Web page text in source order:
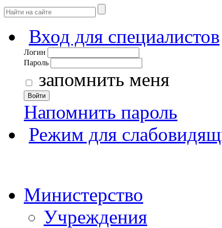
Вход для специалистов
Логин
Пароль
запомнить меня
Войти
Напомнить пароль
Режим для
Министерство
Учреждения